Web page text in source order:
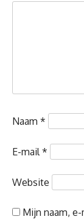
Naam *
E-mail *
Website
Mijn naam,